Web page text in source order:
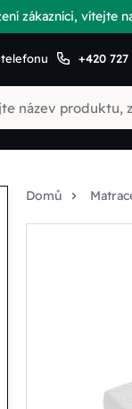
zákazníci, vítejte
+420
Domů